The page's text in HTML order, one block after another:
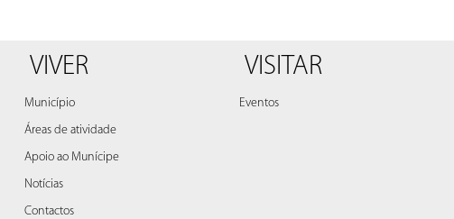
VIVER
Município
Áreas de atividade
Apoio ao Munícipe
Notícias
Contactos
VISITAR
Eventos